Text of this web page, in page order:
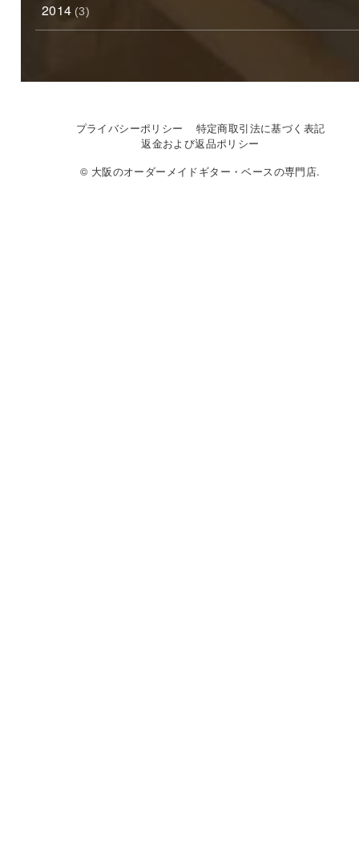
2014 (3)
プライバシーポリシー
特定商取引法に基づく表記
返金および返品ポリシー
© 大阪のオーダーメイドギター・ベースの専門店.